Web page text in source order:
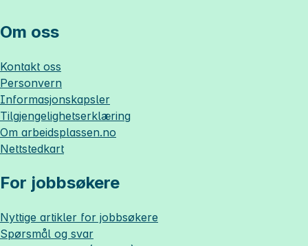
Om oss
Kontakt oss
Personvern
Informasjonskapsler
Tilgjengelighetserklæring
Om arbeidsplassen.no
Nettstedkart
For jobbsøkere
Nyttige artikler for jobbsøkere
Spørsmål og svar